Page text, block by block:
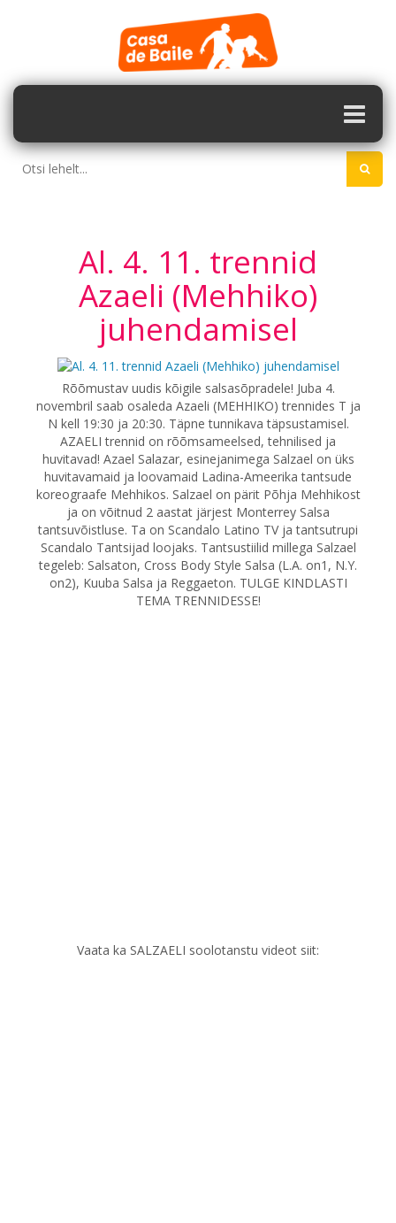
Al. 4. 11. trennid
Azaeli (Mehhiko)
juhendamisel
Rõõmustav uudis kõigile salsasõpradele! Juba 4.
novembril saab osaleda Azaeli (MEHHIKO) trennides T ja
N kell 19:30 ja 20:30. Täpne tunnikava täpsustamisel.
AZAELI trennid on rõõmsameelsed, tehnilised ja
huvitavad! Azael Salazar, esinejanimega Salzael on üks
huvitavamaid ja loovamaid Ladina-Ameerika tantsude
koreograafe Mehhikos. Salzael on pärit Põhja Mehhikost
ja on võitnud 2 aastat järjest Monterrey Salsa
tantsuvõistluse. Ta on Scandalo Latino TV ja tantsutrupi
Scandalo Tantsijad loojaks. Tantsustiilid millega Salzael
tegeleb: Salsaton, Cross Body Style Salsa (L.A. on1, N.Y.
on2), Kuuba Salsa ja Reggaeton. TULGE KINDLASTI
TEMA TRENNIDESSE!
Vaata ka SALZAELI soolotanstu videot siit: